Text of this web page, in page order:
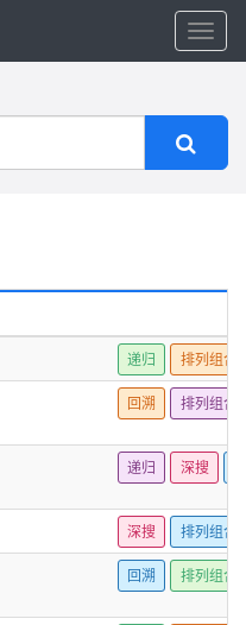
递归 排列组合
回溯 排列组合
递归 深搜
深搜 排列组合
回溯 排列组合